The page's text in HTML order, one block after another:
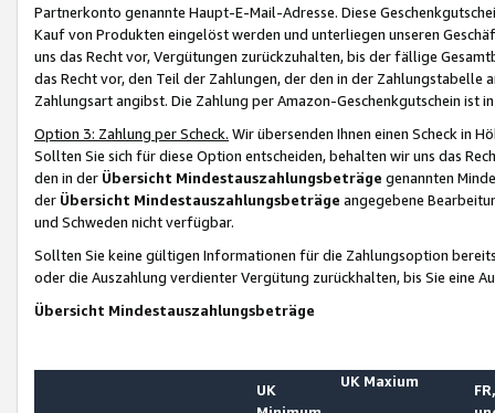
Partnerkonto genannte Haupt-E-Mail-Adresse. Diese
Kauf von Produkten eingelöst werden und unterliegen unseren
uns das Recht vor, Vergütungen zurückzuhalten, bis der fällige
das Recht vor, den Teil der Zahlungen, der den in der
Zahlungsart angibst. Die Zahlung per Amazon-Geschenkgutschein ist
Option 3: Zahlung per Scheck. Wir übersenden Ihnen einen Scheck in
Sollten Sie sich für diese Option entscheiden, behalten wir uns das
den in der Übersicht Mindestauszahlungsbeträge genannten
der Übersicht Mindestauszahlungsbeträge angegebene
und Schweden nicht verfügbar.
Sollten Sie keine gültigen Informationen für die Zahlungsoption
oder die Auszahlung verdienter Vergütung zurückhalten, bis Sie
Übersicht Mindestauszahlungsbeträge
UK
UK Maxium